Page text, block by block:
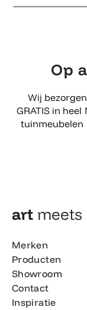
Op
Wij
GRATIS in
tuinmeubelen
art meets
Merken
Producten
Showroom
Contact
Inspiratie